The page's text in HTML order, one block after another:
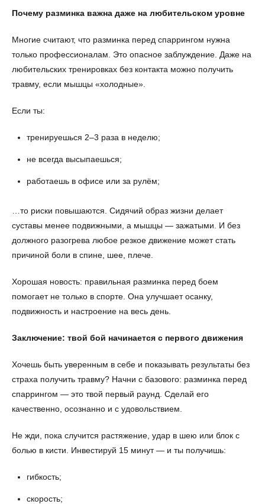
Почему разминка важна даже на любительском уровне
Многие считают, что разминка перед спаррингом нужна
только профессионалам. Это опасное заблуждение. Даже на
любительских тренировках без контакта можно получить
травму, если мышцы «холодные».
Если ты:
тренируешься 2–3 раза в неделю;
не всегда высыпаешься;
работаешь в офисе или за рулём;
…то риски повышаются. Сидячий образ жизни делает
суставы менее подвижными, а мышцы — зажатыми. И без
должного разогрева любое резкое движение может стать
причиной боли в спине, шее, плече.
Хорошая новость: правильная разминка перед боем
помогает не только в спорте. Она улучшает осанку,
подвижность и настроение на весь день.
Заключение: твой бой начинается с первого движения
Хочешь быть уверенным в себе и показывать результаты без
страха получить травму? Начни с базового: разминка перед
спаррингом — это твой первый раунд. Сделай его
качественно, осознанно и с удовольствием.
Не жди, пока случится растяжение, удар в шею или блок с
болью в кисти. Инвестируй 15 минут — и ты получишь:
гибкость;
скорость;